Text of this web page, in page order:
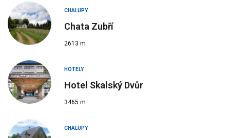
CHALUPY
Chata Zubří
2613 m
HOTELY
Hotel Skalský Dvůr
3465 m
CHALUPY